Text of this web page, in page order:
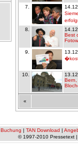
7.
8.
Best
9.
10.
Bern,
«
Buchung | TAN Download |
© 1997-2010 Pressetext